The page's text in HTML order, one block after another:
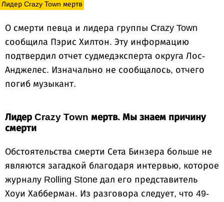
Лидер Crazy Town мертв
О смерти певца и лидера группы Crazy Town
сообщила Пэрис Хилтон. Эту информацию
подтвердил отчет судмедэксперта округа Лос-
Анджелес. Изначально не сообщалось, отчего
погиб музыкант.
Лидер Crazy Town мертв. Мы знаем причину
смерти
Обстоятельства смерти Сета Бинзера больше не
являются загадкой благодаря интервью, которое
журналу Rolling Stone дал его представитель
Хоуи Хабберман. Из разговора следует, что 49-